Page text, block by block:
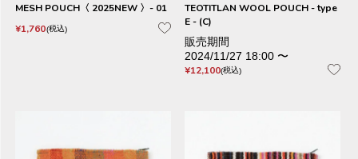
MESH POUCH〈 2025NEW 〉- 01
¥1,760 税込
TEOTITLAN WOOL POUCH - type
E - (C)
販売期間
2024/11/27 18:00 〜
¥12,100 税込